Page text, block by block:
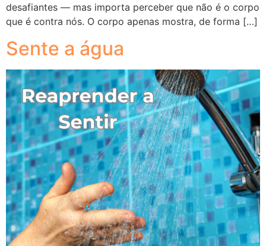
desafiantes — mas importa perceber que não é o corpo
que é contra nós. O corpo apenas mostra, de forma […]
Sente a água